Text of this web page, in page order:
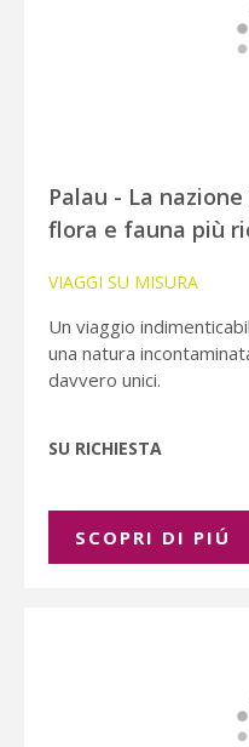
Palau - La
flora e fauna più
VIAGGI SU MISURA
Un viaggio
una natura
davvero unici.
SU RICHIESTA
SCOPRI DI PIÚ